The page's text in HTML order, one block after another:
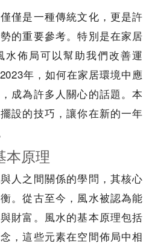
僅是一種傳統文化，更是許
的重要參考。特別是在家居
佈局可以幫助我們改善運
年，如何在家居環境中應
成為許多人關心的話題。本
設的技巧，讓你在新的一年
本原理
人之間關係的學問，其核心
。從古至今，風水被認為能
財富。風水的基本原理包括
，這些元素在空間佈局中相